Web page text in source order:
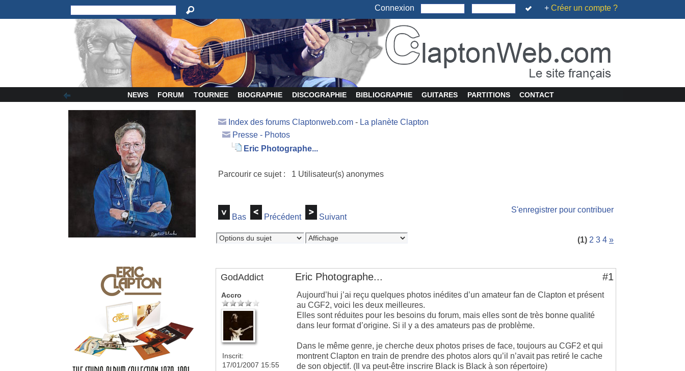
Connexion + Créer un compte ?
NEWS FORUM TOURNEE BIOGRAPHIE DISCOGRAPHIE BIBLIOGRAPHIE GUITARES PARTITIONS CONTACT
Index des forums Claptonweb.com - La planète Clapton
Presse - Photos
Eric Photographe...
Parcourir ce sujet : 1 Utilisateur(s) anonymes
Bas Précédent Suivant
S'enregistrer pour contribuer
(1) 2 3 4 »
GodAddict Eric Photographe... #1
Accro
Inscrit:
17/01/2007 15:55
Aujourd’hui j’ai reçu quelques photos inédites d’un amateur fan de Clapton et présent
au CGF2, voici les deux meilleures.
Elles sont réduites pour les besoins du forum, mais elles sont de très bonne qualité
dans leur format d’origine. Si il y a des amateurs pas de problème.
Dans le même genre, je cherche deux photos prises de face, toujours au CGF2 et qui
montrent Clapton en train de prendre des photos alors qu’il n’avait pas retiré le cache
de son objectif. (Il va peut-être inscrire Black is Black à son répertoire)